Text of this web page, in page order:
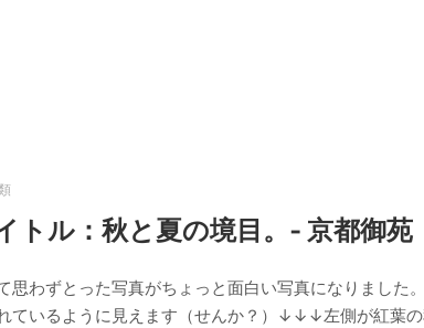
トル：秋と夏の境目。‐ 京都御苑
思わずとった写真がちょっと面白い写真になりました
ているように見えます（せんか？）↓↓↓左側が紅葉